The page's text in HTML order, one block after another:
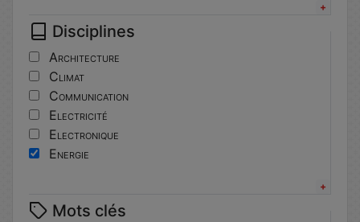
Disciplines
Architecture
Climat
Communication
Electricité
Electronique
Energie
Langues
Mots clés